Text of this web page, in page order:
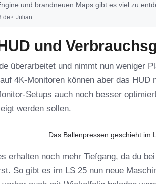
und brandneuen Maps gibt es viel zu
Post.
Julian
und
überarbeitet und nimmt nun weniger
4K-Monitoren können aber das
Setups auch noch besser
werden sollen.
Das Ballenpressen geschieht im
erhalten noch mehr Tiefgang, da du
So gibt es im LS 25 nun neue